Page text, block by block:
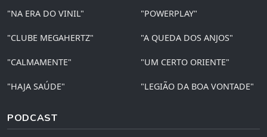
"NA ERA DO VINIL" "POWERPLAY"
"CLUBE MEGAHERTZ" "A QUEDA DOS ANJOS"
"CALMAMENTE" "UM CERTO ORIENTE"
"HAJA SAÚDE" "LEGIÃO DA BOA VONTADE"
PODCAST